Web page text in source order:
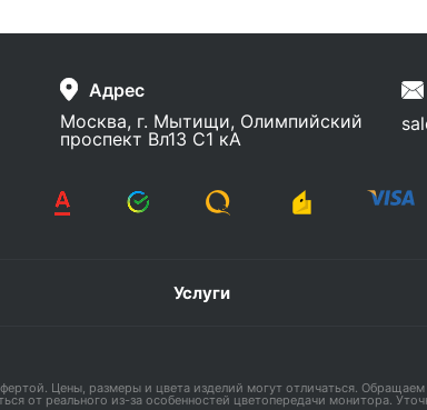
Адрес
Москва, г. Мытищи, Олимпийский
проспект Вл13 С1 кА
Услуги
Цены, размеры и цвета изделий могут отличаться.
от реального из-за особенностей цветопередачи монитора.